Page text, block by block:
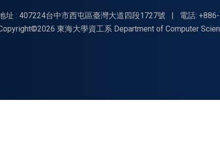
址 : 407224台中市西屯區臺灣大道四段1727號 |
電話:
東海大學資工系 Department of Computer